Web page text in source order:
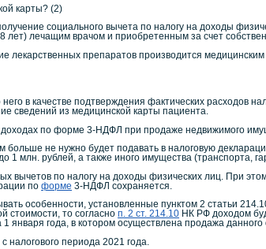
карты? (2)
социального вычета по налогу на доходы
лечащим врачом и приобретенным за счет
лекарственных препаратов производится
фактических расходов
сведений из медицинской карты пациента.
по форме 3-НДФЛ при продаже недвижимого
не нужно будет подавать в налоговую
млн. рублей, а также иного имущества (транспорта,
вычетов по налогу на доходы физических лиц. При
по форме 3-НДФЛ сохраняется.
особенности, установленные пунктом 2 статьи
стоимости, то согласно п. 2 ст. 214.10 НК РФ доходом
января года, в котором осуществлена продажа данного
периода 2021 года.